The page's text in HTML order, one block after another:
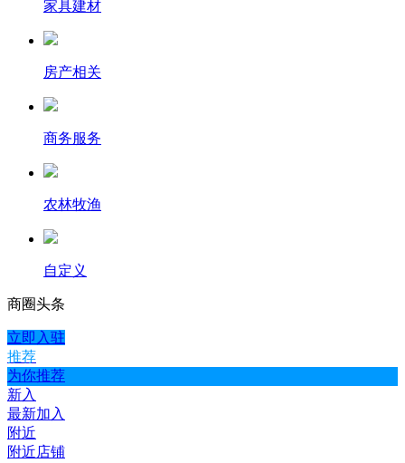
家具建材
房产相关
商务服务
农林牧渔
自定义
商圈头条
立即入驻
推荐
为你推荐
新入
最新加入
附近
附近店铺